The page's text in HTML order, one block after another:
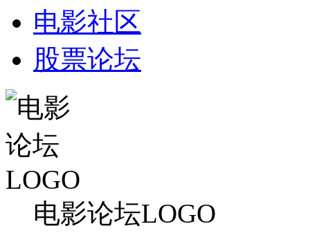
电影社区
股票论坛
电影论坛LOGO